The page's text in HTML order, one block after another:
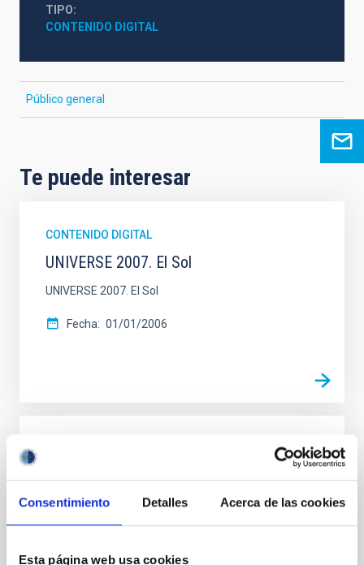
Consentimiento Detalles Acerca de las cookies
Esta página web usa cookies
TIPO
CONTENIDO DIGITAL
Público general
Te puede interesar
CONTENIDO DIGITAL
UNIVERSE 2007. El Sol
UNIVERSE 2007. El Sol
Fecha 01/01/2006
UNIVERSE 2007. Marte
UNIVERSE 2007. Marte